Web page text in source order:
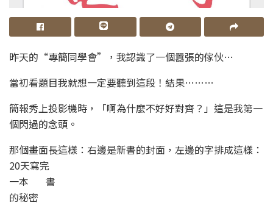
昨天的“專簡同學會”，我認識了一個囂張的傢伙…
當初看題目我就想一定要聽到這段！結果………
簡報秀上投影機時，「啊為什麼不好好對齊？」這是我第一
個閃過的念頭。
那個畫面長這樣：右邊是新書的封面，左邊的字排成這樣：
20天寫完
一本 書
的秘密